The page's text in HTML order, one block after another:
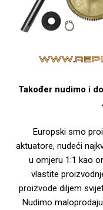
Također nudimo i
Europski smo
aktuatore, nudeći
u omjeru 1:1 kao
vlastite
proizvode diljem
Nudimo